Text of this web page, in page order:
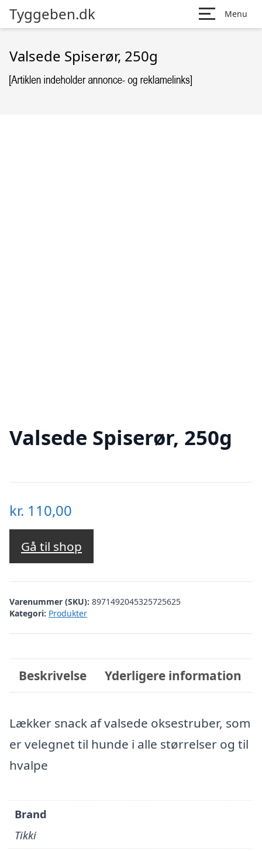
Tyggeben.dk Menu
Valsede Spiserør, 250g
Valsede Spiserør, 250g
kr. 110,00
Gå til shop
Varenummer (SKU): 8971492045325725625
Kategori: Produkter
Beskrivelse Yderligere information
Lækker snack af valsede oksestruber, som
er velegnet til hunde i alle størrelser og til
hvalpe
Brand
Tikki